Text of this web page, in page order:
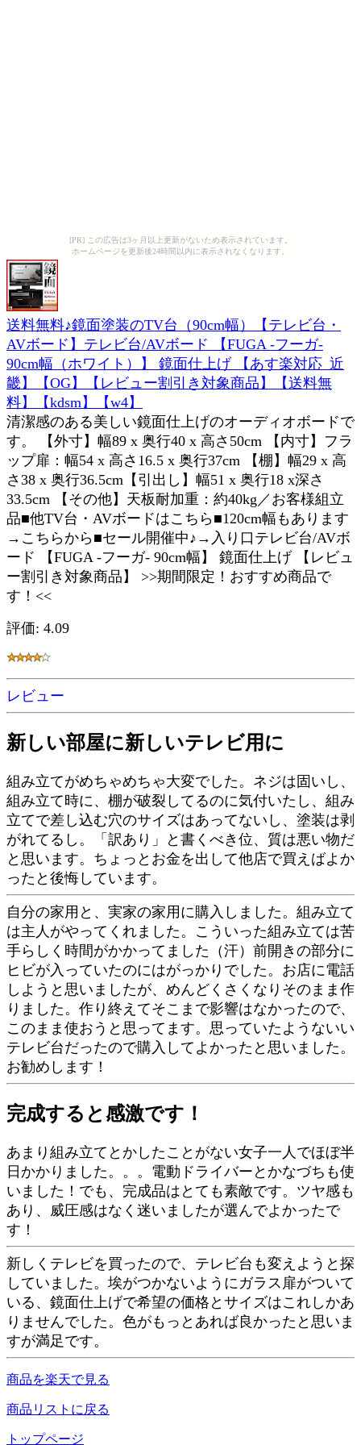
[PR] この広告は3ヶ月以上更新がないため表示されています。
ホームページを更新後24時間以内に表示されなくなります。
送料無料♪鏡面塗装のTV台（90cm幅）【テレビ台・
AVボード】テレビ台/AVボード 【FUGA -フーガ-
90cm幅（ホワイト）】 鏡面仕上げ 【あす楽対応_近
畿】【OG】【レビュー割引き対象商品】【送料無
料】【kdsm】【w4】
清潔感のある美しい鏡面仕上げのオーディオボードで
す。 【外寸】幅89 x 奥行40 x 高さ50cm 【内寸】フラ
ップ扉：幅54 x 高さ16.5 x 奥行37cm 【棚】幅29 x 高
さ38 x 奥行36.5cm【引出し】幅51 x 奥行18 x深さ
33.5cm 【その他】天板耐加重：約40kg／お客様組立
品■他TV台・AVボードはこちら■120cm幅もあります
→こちらから■セール開催中♪→入り口テレビ台/AVボ
ード 【FUGA -フーガ- 90cm幅】 鏡面仕上げ 【レビュ
ー割引き対象商品】 >>期間限定！おすすめ商品で
す！<<
評価: 4.09
レビュー
新しい部屋に新しいテレビ用に
組み立てがめちゃめちゃ大変でした。ネジは固いし、
組み立て時に、棚が破裂してるのに気付いたし、組み
立てで差し込む穴のサイズはあってないし、塗装は剥
がれてるし。「訳あり」と書くべき位、質は悪い物だ
と思います。ちょっとお金を出して他店で買えばよか
ったと後悔しています。
自分の家用と、実家の家用に購入しました。組み立て
は主人がやってくれました。こういった組み立ては苦
手らしく時間がかかってました（汗）前開きの部分に
ヒビが入っていたのにはがっかりでした。お店に電話
しようと思いましたが、めんどくさくなりそのまま作
りました。作り終えてそこまで影響はなかったので、
このまま使おうと思ってます。思っていたようないい
テレビ台だったので購入してよかったと思いました。
お勧めします！
完成すると感激です！
あまり組み立てとかしたことがない女子一人でほぼ半
日かかりました。。。電動ドライバーとかなづちも使
いました！でも、完成品はとても素敵です。ツヤ感も
あり、威圧感はなく迷いましたが選んでよかったで
す！
新しくテレビを買ったので、テレビ台も変えようと探
していました。埃がつかないようにガラス扉がついて
いる、鏡面仕上げで希望の価格とサイズはこれしかあ
りませんでした。色がもっとあれば良かったと思いま
すが満足です。
商品を楽天で見る
商品リストに戻る
トップページ